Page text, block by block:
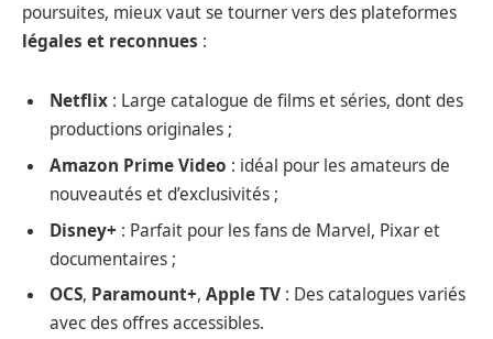
poursuites, mieux vaut se tourner vers des plateformes
légales et reconnues :
Netflix : Large catalogue de films et séries, dont des
productions originales ;
Amazon Prime Video : idéal pour les amateurs de
nouveautés et d’exclusivités ;
Disney+ : Parfait pour les fans de Marvel, Pixar et
documentaires ;
OCS, Paramount+, Apple TV : Des catalogues variés
avec des offres accessibles.